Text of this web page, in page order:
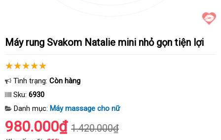
Máy rung Svakom Natalie mini nhỏ gọn tiện lợi
Tình trạng: Còn hàng
Sku: 6930
Danh mục: Máy massage cho nữ
980.000₫ 1.420.000₫